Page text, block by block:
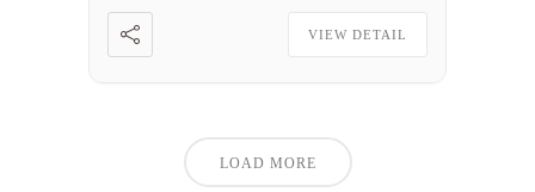
VIEW DETAIL
LOAD MORE